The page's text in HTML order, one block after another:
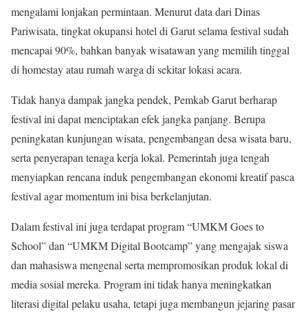
mengalami lonjakan permintaan. Menurut data dari Dinas
Pariwisata, tingkat okupansi hotel di Garut selama festival sudah
mencapai 90%, bahkan banyak wisatawan yang memilih tinggal
di homestay atau rumah warga di sekitar lokasi acara.
Tidak hanya dampak jangka pendek, Pemkab Garut berharap
festival ini dapat menciptakan efek jangka panjang. Berupa
peningkatan kunjungan wisata, pengembangan desa wisata baru,
serta penyerapan tenaga kerja lokal. Pemerintah juga tengah
menyiapkan rencana induk pengembangan ekonomi kreatif pasca
festival agar momentum ini bisa berkelanjutan.
Dalam festival ini juga terdapat program “UMKM Goes to
School” dan “UMKM Digital Bootcamp” yang mengajak siswa
dan mahasiswa mengenal serta mempromosikan produk lokal di
media sosial mereka. Program ini tidak hanya meningkatkan
literasi digital pelaku usaha, tetapi juga membangun jejaring pasar